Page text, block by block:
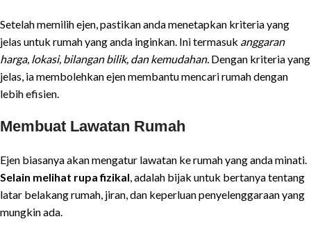
Setelah memilih ejen, pastikan anda menetapkan kriteria yang
jelas untuk rumah yang anda inginkan. Ini termasuk anggaran
harga, lokasi, bilangan bilik, dan kemudahan. Dengan kriteria yang
jelas, ia membolehkan ejen membantu mencari rumah dengan
lebih efisien.
Membuat Lawatan Rumah
Ejen biasanya akan mengatur lawatan ke rumah yang anda minati.
Selain melihat rupa fizikal , adalah bijak untuk bertanya tentang
latar belakang rumah, jiran, dan keperluan penyelenggaraan yang
mungkin ada.